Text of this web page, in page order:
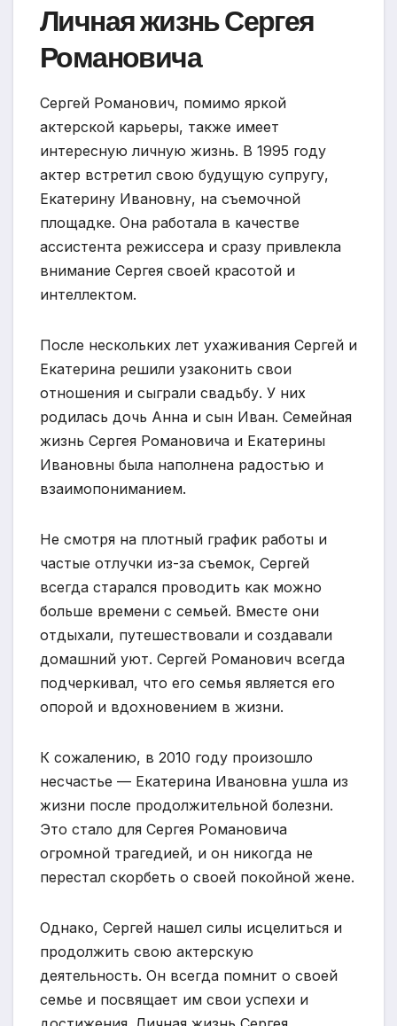
Личная жизнь Сергея
Романовича
Сергей Романович, помимо яркой
актерской карьеры, также имеет
интересную личную жизнь. В 1995 году
актер встретил свою будущую супругу,
Екатерину Ивановну, на съемочной
площадке. Она работала в качестве
ассистента режиссера и сразу привлекла
внимание Сергея своей красотой и
интеллектом.
После нескольких лет ухаживания Сергей и
Екатерина решили узаконить свои
отношения и сыграли свадьбу. У них
родилась дочь Анна и сын Иван. Семейная
жизнь Сергея Романовича и Екатерины
Ивановны была наполнена радостью и
взаимопониманием.
Не смотря на плотный график работы и
частые отлучки из-за съемок, Сергей
всегда старался проводить как можно
больше времени с семьей. Вместе они
отдыхали, путешествовали и создавали
домашний уют. Сергей Романович всегда
подчеркивал, что его семья является его
опорой и вдохновением в жизни.
К сожалению, в 2010 году произошло
несчастье — Екатерина Ивановна ушла из
жизни после продолжительной болезни.
Это стало для Сергея Романовича
огромной трагедией, и он никогда не
перестал скорбеть о своей покойной жене.
Однако, Сергей нашел силы исцелиться и
продолжить свою актерскую
деятельность. Он всегда помнит о своей
семье и посвящает им свои успехи и